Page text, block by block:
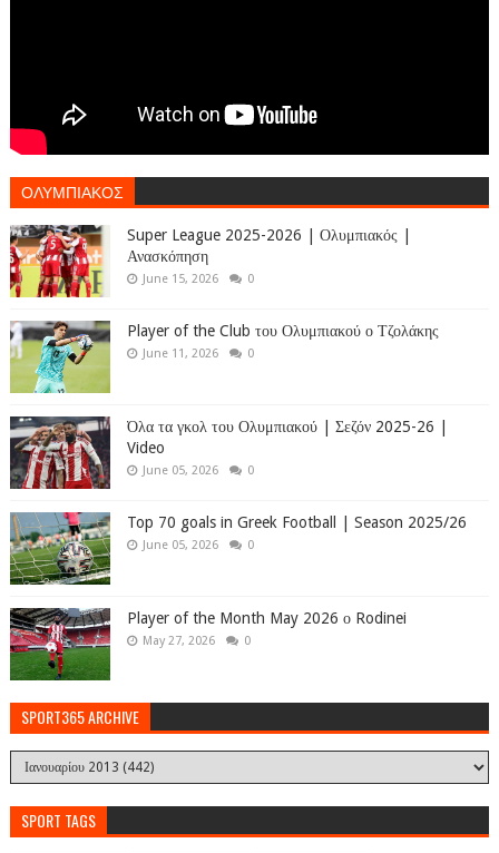
ΟΛΥΜΠΙΑΚΟΣ
Super League 2025-2026 | Ολυμπιακός |
Ανασκόπηση
June 15, 2026 0
Player of the Club του Ολυμπιακού ο Τζολάκης
June 11, 2026 0
Όλα τα γκολ του Ολυμπιακού | Σεζόν 2025-26 |
Video
June 05, 2026 0
Top 70 goals in Greek Football | Season 2025/26
June 05, 2026 0
Player of the Month May 2026 ο Rodinei
May 27, 2026 0
SPORT365 ARCHIVE
SPORT TAGS